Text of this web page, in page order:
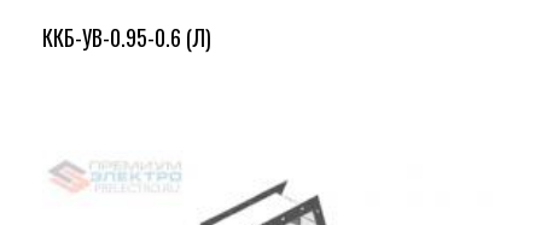
ККБ-УВ-0.95-0.6 (Л)